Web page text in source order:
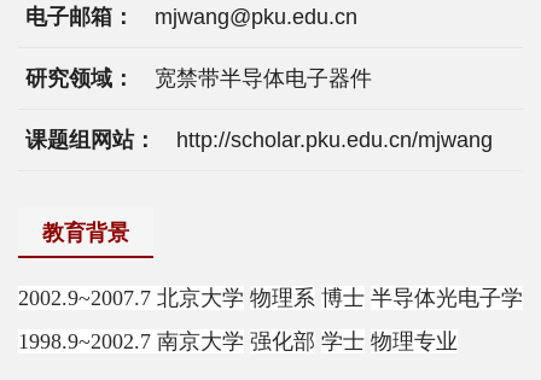
科
学
电子邮箱： mjwang@pku.edu.cn
研究领域： 宽禁带半导体电子器件
课题组网站： http://scholar.pku.edu.cn/mjwang
教育背景
2002.9~2007.7 北京大学 物理系 博士 半导体光电子学
1998.9~2002.7 南京大学 强化部 学士 物理专业